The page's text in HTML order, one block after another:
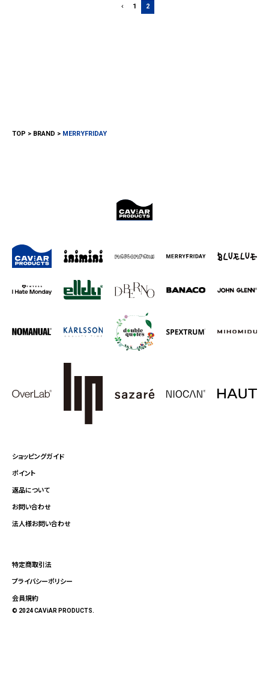
1
2
TOP BRAND MERRYFRIDAY
ショッピングガイド
ポイント
返品について
お問い合わせ
法人様お問い合わせ
特定商取引法
プライバシーポリシー
会員規約
© 2024 CAViAR PRODUCTS.